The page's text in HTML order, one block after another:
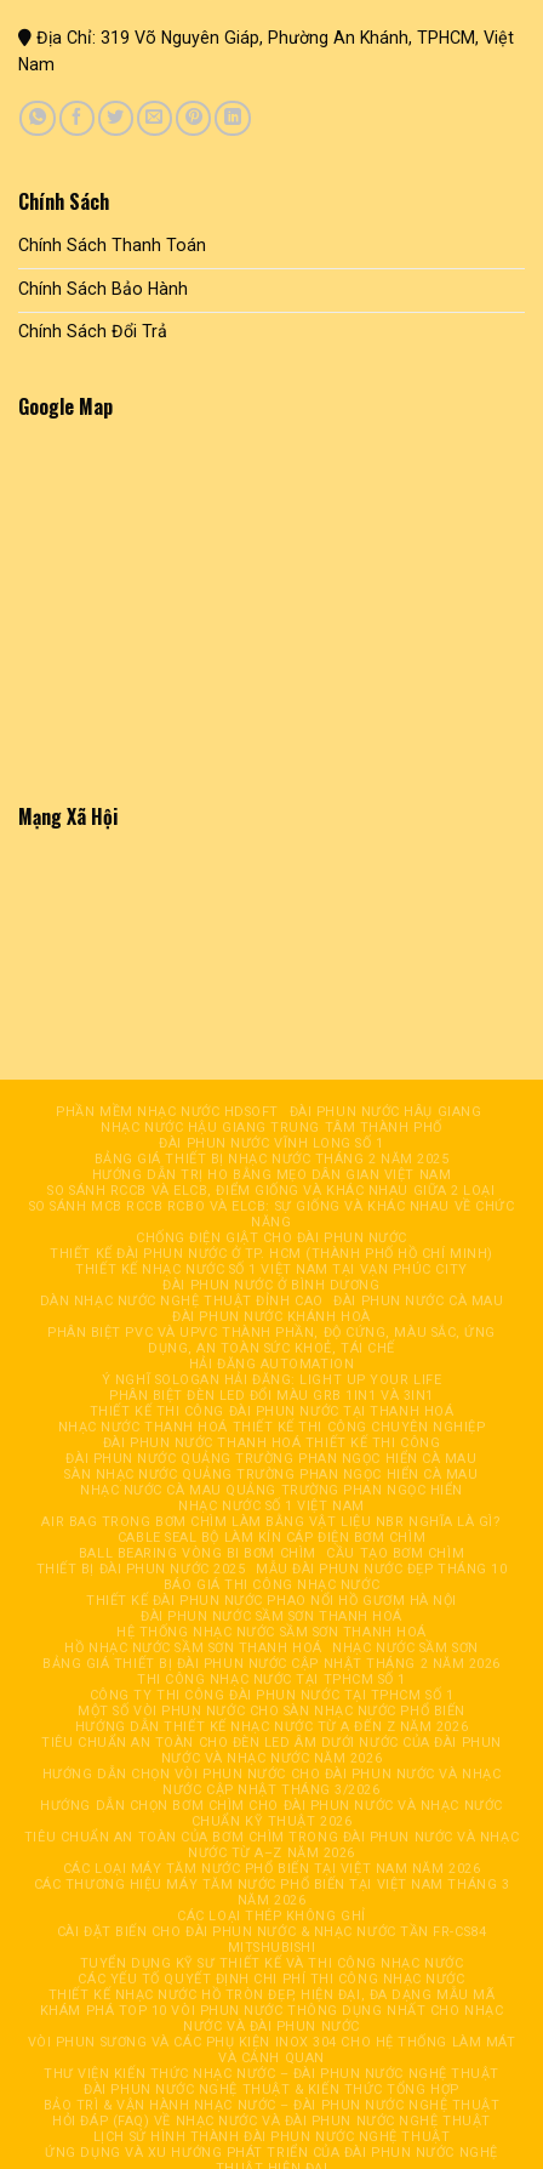
Địa Chỉ: 319 Võ Nguyên Giáp, Phường An Khánh, TPHCM, Việt
Nam
Chính Sách
Chính Sách Thanh Toán
Chính Sách Bảo Hành
Chính Sách Đổi Trả
Google Map
Mạng Xã Hội
PHẦN MỀM NHẠC NƯỚC HDSOFT
ĐÀI PHUN NƯỚC HÂỤ GIANG
NHẠC NƯỚC HẬU GIANG TRUNG TÂM THÀNH PHỐ
ĐÀI PHUN NƯỚC VĨNH LONG SỐ 1
BẢNG GIÁ THIẾT BỊ NHẠC NƯỚC THÁNG 2 NĂM 2025
HƯỚNG DẪN TRỊ HO BẰNG MẸO DÂN GIAN VIỆT NAM
SO SÁNH RCCB VÀ ELCB, ĐIỂM GIỐNG VÀ KHÁC NHAU GIỮA 2 LOẠI
SO SÁNH MCB RCCB RCBO VÀ ELCB: SỰ GIỐNG VÀ KHÁC NHAU VỀ CHỨC
NĂNG
CHỐNG ĐIỆN GIẬT CHO ĐÀI PHUN NƯỚC
THIẾT KẾ ĐÀI PHUN NƯỚC Ở TP. HCM (THÀNH PHỐ HỒ CHÍ MINH)
THIẾT KẾ NHẠC NƯỚC SỐ 1 VIỆT NAM TẠI VẠN PHÚC CITY
ĐÀI PHUN NƯỚC Ở BÌNH DƯƠNG
DÀN NHẠC NƯỚC NGHỆ THUẬT ĐỈNH CAO
ĐÀI PHUN NƯỚC CÀ MAU
ĐÀI PHUN NƯỚC KHÁNH HOÀ
PHÂN BIỆT PVC VÀ UPVC THÀNH PHẦN, ĐỘ CỨNG, MÀU SẮC, ỨNG
DỤNG, AN TOÀN SỨC KHOẺ, TÁI CHẾ
HẢI ĐĂNG AUTOMATION
Ý NGHĨ SOLOGAN HẢI ĐĂNG: LIGHT UP YOUR LIFE
PHÂN BIỆT ĐÈN LED ĐỔI MÀU GRB 1IN1 VÀ 3IN1
THIẾT KẾ THI CÔNG ĐÀI PHUN NƯỚC TẠI THANH HOÁ
NHẠC NƯỚC THANH HOÁ THIẾT KẾ THI CÔNG CHUYÊN NGHIỆP
ĐÀI PHUN NƯỚC THANH HOÁ THIẾT KẾ THI CÔNG
ĐÀI PHUN NƯỚC QUẢNG TRƯỜNG PHAN NGỌC HIỂN CÀ MAU
SÀN NHẠC NƯỚC QUẢNG TRƯỜNG PHAN NGỌC HIỂN CÀ MAU
NHẠC NƯỚC CÀ MAU QUẢNG TRƯỜNG PHAN NGỌC HIỂN
NHẠC NƯỚC SỐ 1 VIỆT NAM
AIR BAG TRONG BƠM CHÌM LÀM BẰNG VẬT LIỆU NBR NGHĨA LÀ GÌ?
CABLE SEAL BỘ LÀM KÍN CÁP ĐIỆN BƠM CHÌM
BALL BEARING VÒNG BI BƠM CHÌM
CẦU TẠO BƠM CHÌM
THIẾT BỊ ĐÀI PHUN NƯỚC 2025
MẪU ĐÀI PHUN NƯỚC ĐẸP THÁNG 10
BÁO GIÁ THI CÔNG NHẠC NƯỚC
THIẾT KẾ ĐÀI PHUN NƯỚC PHAO NỔI HỒ GƯƠM HÀ NỘI
ĐÀI PHUN NƯỚC SẦM SƠN THANH HOÁ
HỆ THỐNG NHẠC NƯỚC SẦM SƠN THANH HOÁ
HỒ NHẠC NƯỚC SẦM SƠN THANH HOÁ
NHẠC NƯỚC SẦM SƠN
BẢNG GIÁ THIẾT BỊ ĐÀI PHUN NƯỚC CẬP NHẬT THÁNG 2 NĂM 2026
THI CÔNG NHẠC NƯỚC TẠI TPHCM SỐ 1
CÔNG TY THI CÔNG ĐÀI PHUN NƯỚC TẠI TPHCM SỐ 1
MỘT SỐ VÒI PHUN NƯỚC CHO SÀN NHẠC NƯỚC PHỔ BIẾN
HƯỚNG DẪN THIẾT KẾ NHẠC NƯỚC TỪ A ĐẾN Z NĂM 2026
TIÊU CHUẨN AN TOÀN CHO ĐÈN LED ÂM DƯỚI NƯỚC CỦA ĐÀI PHUN
NƯỚC VÀ NHẠC NƯỚC NĂM 2026
HƯỚNG DẪN CHỌN VÒI PHUN NƯỚC CHO ĐÀI PHUN NƯỚC VÀ NHẠC
NƯỚC CẬP NHẬT THÁNG 3/2026
HƯỚNG DẪN CHỌN BƠM CHÌM CHO ĐÀI PHUN NƯỚC VÀ NHẠC NƯỚC
CHUẨN KỸ THUẬT 2026
TIÊU CHUẨN AN TOÀN CỦA BƠM CHÌM TRONG ĐÀI PHUN NƯỚC VÀ NHẠC
NƯỚC TỪ A–Z NĂM 2026
CÁC LOẠI MÁY TĂM NƯỚC PHỔ BIẾN TẠI VIỆT NAM NĂM 2026
CÁC THƯƠNG HIỆU MÁY TĂM NƯỚC PHỔ BIẾN TẠI VIỆT NAM THÁNG 3
NĂM 2026
CÁC LOẠI THÉP KHÔNG GHỈ
CÀI ĐẶT BIẾN CHO ĐÀI PHUN NƯỚC & NHẠC NƯỚC TẦN FR-CS84
MITSHUBISHI
TUYỂN DỤNG KỸ SƯ THIẾT KẾ VÀ THI CÔNG NHẠC NƯỚC
CÁC YẾU TỐ QUYẾT ĐỊNH CHI PHÍ THI CÔNG NHẠC NƯỚC
THIẾT KẾ NHẠC NƯỚC HỒ TRÒN ĐẸP, HIỆN ĐẠI, ĐA DẠNG MẪU MÃ
KHÁM PHÁ TOP 10 VÒI PHUN NƯỚC THÔNG DỤNG NHẤT CHO NHẠC
NƯỚC VÀ ĐÀI PHUN NƯỚC
VÒI PHUN SƯƠNG VÀ CÁC PHỤ KIỆN INOX 304 CHO HỆ THỐNG LÀM MÁT
VÀ CẢNH QUAN
THƯ VIỆN KIẾN THỨC NHẠC NƯỚC – ĐÀI PHUN NƯỚC NGHỆ THUẬT
ĐÀI PHUN NƯỚC NGHỆ THUẬT & KIẾN THỨC TỔNG HỢP
BẢO TRÌ & VẬN HÀNH NHẠC NƯỚC – ĐÀI PHUN NƯỚC NGHỆ THUẬT
HỎI ĐÁP (FAQ) VỀ NHẠC NƯỚC VÀ ĐÀI PHUN NƯỚC NGHỆ THUẬT
LỊCH SỬ HÌNH THÀNH ĐÀI PHUN NƯỚC NGHỆ THUẬT
ỨNG DỤNG VÀ XU HƯỚNG PHÁT TRIỂN CỦA ĐÀI PHUN NƯỚC NGHỆ